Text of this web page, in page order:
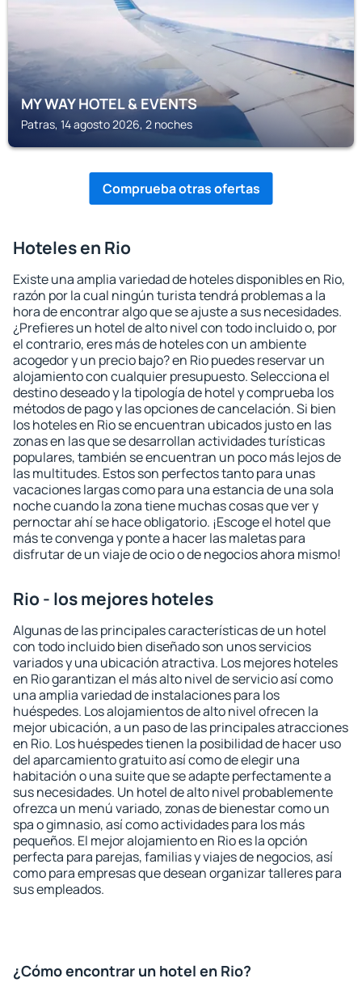
MY WAY HOTEL & EVENTS
Patras, 14 agosto 2026, 2 noches
Comprueba otras ofertas
Hoteles en Rio
Existe una amplia variedad de hoteles disponibles en Rio,
razón por la cual ningún turista tendrá problemas a la
hora de encontrar algo que se ajuste a sus necesidades.
¿Prefieres un hotel de alto nivel con todo incluido o, por
el contrario, eres más de hoteles con un ambiente
acogedor y un precio bajo? en Rio puedes reservar un
alojamiento con cualquier presupuesto. Selecciona el
destino deseado y la tipología de hotel y comprueba los
métodos de pago y las opciones de cancelación. Si bien
los hoteles en Rio se encuentran ubicados justo en las
zonas en las que se desarrollan actividades turísticas
populares, también se encuentran un poco más lejos de
las multitudes. Estos son perfectos tanto para unas
vacaciones largas como para una estancia de una sola
noche cuando la zona tiene muchas cosas que ver y
pernoctar ahí se hace obligatorio. ¡Escoge el hotel que
más te convenga y ponte a hacer las maletas para
disfrutar de un viaje de ocio o de negocios ahora mismo!
Rio - los mejores hoteles
Algunas de las principales características de un hotel
con todo incluido bien diseñado son unos servicios
variados y una ubicación atractiva. Los mejores hoteles
en Rio garantizan el más alto nivel de servicio así como
una amplia variedad de instalaciones para los
huéspedes. Los alojamientos de alto nivel ofrecen la
mejor ubicación, a un paso de las principales atracciones
en Rio. Los huéspedes tienen la posibilidad de hacer uso
del aparcamiento gratuito así como de elegir una
habitación o una suite que se adapte perfectamente a
sus necesidades. Un hotel de alto nivel probablemente
ofrezca un menú variado, zonas de bienestar como un
spa o gimnasio, así como actividades para los más
pequeños. El mejor alojamiento en Rio es la opción
perfecta para parejas, familias y viajes de negocios, así
como para empresas que desean organizar talleres para
sus empleados.
¿Cómo encontrar un hotel en Rio?